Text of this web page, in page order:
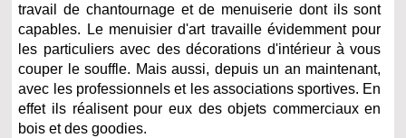
travail de chantournage et de menuiserie dont ils sont
capables. Le menuisier d'art travaille évidemment pour
les particuliers avec des décorations d'intérieur à vous
couper le souffle. Mais aussi, depuis un an maintenant,
avec les professionnels et les associations sportives. En
effet ils réalisent pour eux des objets commerciaux en
bois et des goodies.